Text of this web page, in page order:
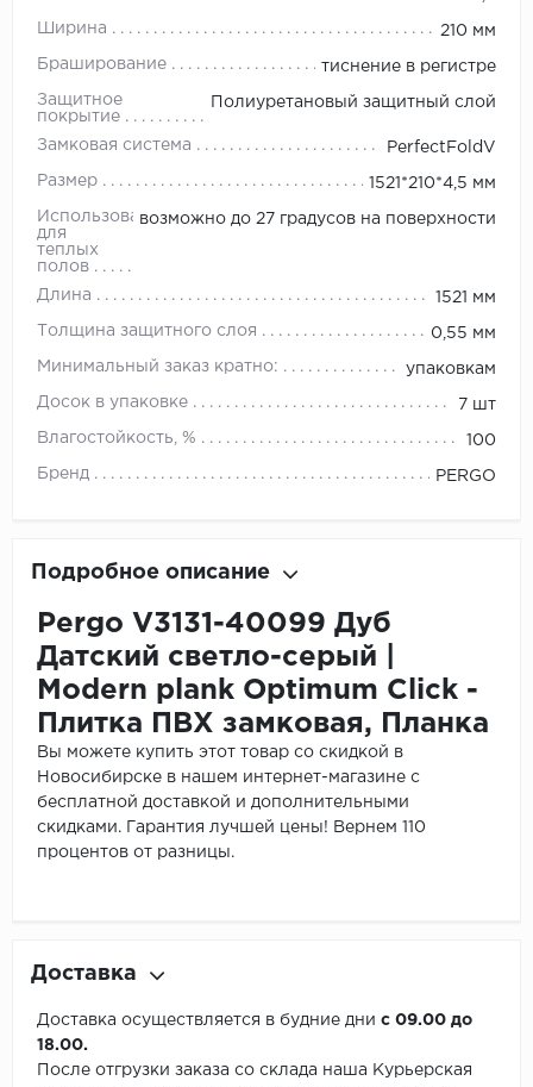
Ширина 210 мм
Браширование тиснение в регистре
Защитное
покрытие
Полиуретановый защитный слой
Замковая система PerfectFoldV
Размер 1521*210*4,5 мм
Использование
для
теплых
полов
возможно до 27 градусов на поверхности
Длина 1521 мм
Толщина защитного слоя 0,55 мм
Минимальный заказ кратно: упаковкам
Досок в упаковке 7 шт
Влагостойкость, % 100
Бренд PERGO
Подробное описание
Pergo V3131-40099 Дуб
Датский светло-серый |
Modern plank Optimum Click -
Плитка ПВХ замковая, Планка
Вы можете купить этот товар со скидкой в
Новосибирске в нашем интернет-магазине с
бесплатной доставкой и дополнительными
скидками. Гарантия лучшей цены! Вернем 110
процентов от разницы.
Доставка
Доставка осуществляется в будние дни с 09.00 до
18.00.
После отгрузки заказа со склада наша Курьерская